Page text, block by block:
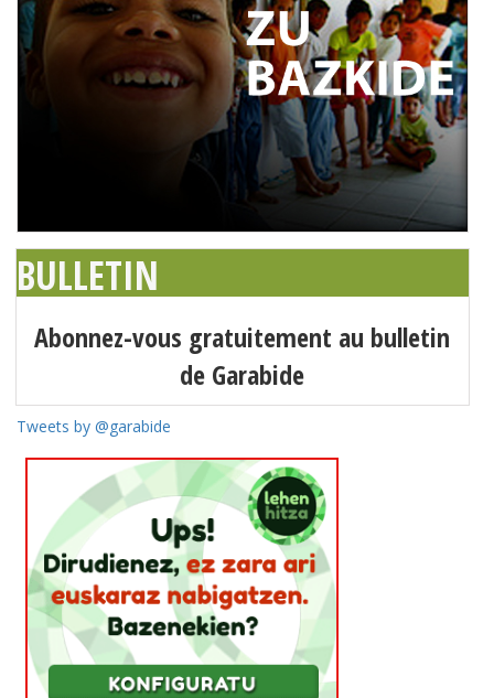
BULLETIN
Abonnez-vous gratuitement au bulletin
de Garabide
Tweets by @garabide